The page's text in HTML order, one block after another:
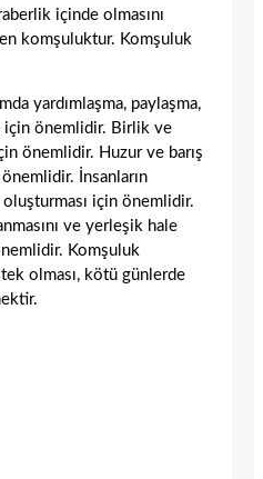
içinde olmasını
komşuluktur. Komşuluk
yardımlaşma, paylaşma,
için önemlidir. Birlik ve
önemlidir. Huzur ve barış
İnsanların
için önemlidir.
ve yerleşik hale
Komşuluk
olması, kötü günlerde